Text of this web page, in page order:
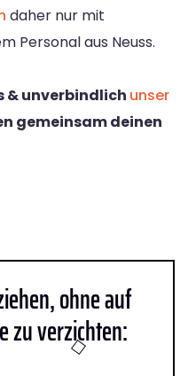
daher nur mit
Personal aus Neuss.
& unverbindlich unser
gemeinsam deinen
ohne auf
zu verzichten: